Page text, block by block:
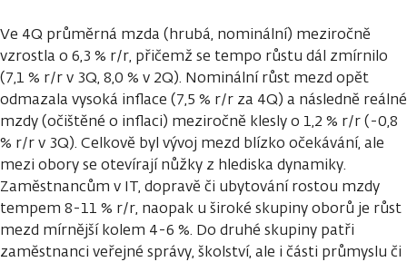
Ve 4Q průměrná mzda (hrubá, nominální) meziročně
vzrostla o 6,3 % r/r, přičemž se tempo růstu dál zmírnilo
(7,1 % r/r v 3Q, 8,0 % v 2Q). Nominální růst mezd opět
odmazala vysoká inflace (7,5 % r/r za 4Q) a následně reálné
mzdy (očištěné o inflaci) meziročně klesly o 1,2 % r/r (-0,8
% r/r v 3Q). Celkově byl vývoj mezd blízko očekávání, ale
mezi obory se otevírají nůžky z hlediska dynamiky.
Zaměstnancům v IT, dopravě či ubytování rostou mzdy
tempem 8-11 % r/r, naopak u široké skupiny oborů je růst
mezd mírnější kolem 4-6 %. Do druhé skupiny patři
zaměstnanci veřejné správy, školství, ale i části průmyslu či